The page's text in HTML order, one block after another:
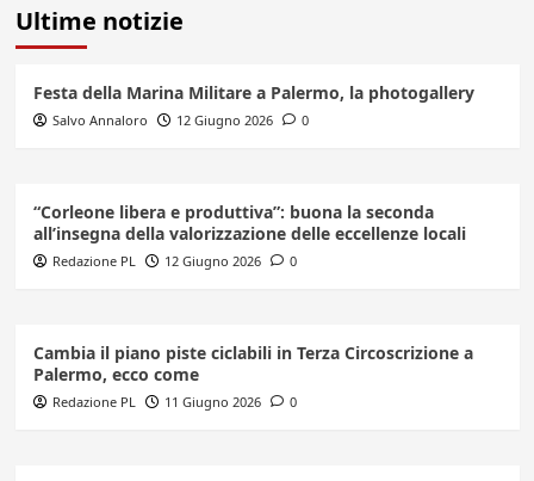
Ultime notizie
Festa della Marina Militare a Palermo, la photogallery
Salvo Annaloro 12 Giugno 2026 0
“Corleone libera e produttiva”: buona la seconda
all’insegna della valorizzazione delle eccellenze locali
Redazione PL 12 Giugno 2026 0
Cambia il piano piste ciclabili in Terza Circoscrizione a
Palermo, ecco come
Redazione PL 11 Giugno 2026 0